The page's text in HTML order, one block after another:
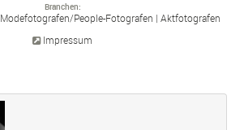
Branchen
Modefotografen/People-Fotografen
Aktfotografen
Impressum